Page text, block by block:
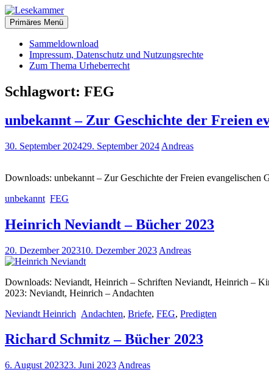
Zum
Inhalt
springen
Lesekammer
christliche Bücher zum kostenlosen Download
Primäres Menü
Sammeldownload
Impressum, Datenschutz und Nutzungsrechte
Zum Thema Urheberrecht
Schlagwort: FEG
unbekannt – Zur Geschichte der Freien
30. September 202429. September 2024 Andreas
Downloads: unbekannt – Zur Geschichte der Freien evangelischen
unbekannt FEG
Heinrich Neviandt – Bücher 2023
20. Dezember 202310. Dezember 2023 Andreas
Downloads: Neviandt, Heinrich – Schriften Neviandt, Heinrich –
2023: Neviandt, Heinrich – Andachten
Neviandt Heinrich Andachten, Briefe, FEG, Predigten
Richard Schmitz – Bücher 2023
6. August 202323. Juni 2023 Andreas